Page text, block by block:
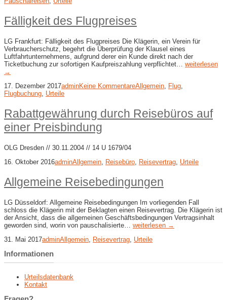
Fälligkeit des Flugpreises
LG Frankfurt: Fälligkeit des Flugpreises Die Klägerin, ein Verein für
Verbraucherschutz, begehrt die Überprüfung der Klausel eines
Luftfahrtunternehmens, aufgrund derer ein Kunde direkt nach der
Ticketbuchung zur sofortigen Kaufpreiszahlung verpflichtet… weiterlesen
→
17. Dezember 2017adminKeine KommentareAllgemein Flug
Flugbuchung Urteile
Rabattgewährung durch Reisebüros auf
einer Preisbindung
OLG Dresden // 30.11.2004 // 14 U 1679/04
16. Oktober 2016adminAllgemein Reisebüro Reisevertrag Urteile
Allgemeine Reisebedingungen
LG Düsseldorf: Allgemeine Reisebedingungen Im vorliegenden Fall
schloss die Klägerin mit der Beklagten einen Reisevertrag. Die Klägerin ist
der Ansicht, dass die allgemeinen Geschäftsbedingungen Vertragsinhalt
geworden sind, worin von pauschalisierte… weiterlesen →
31. Mai 2017adminAllgemein, Reisevertrag, Urteile
Informationen
Urteilsdatenbank
Kontakt